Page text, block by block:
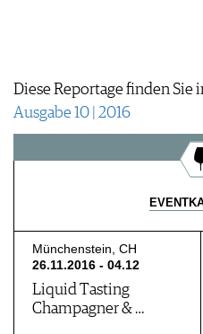
FAQ
Diese Reportage finden Sie
Ausgabe 10 | 2016
Münchenstein, CH
26.11.2016 - 04.12
Liquid Tasting
Champagner & …